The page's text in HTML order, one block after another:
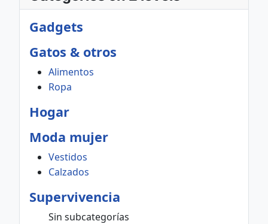
Gadgets
Gatos & otros
Alimentos
Ropa
Hogar
Moda mujer
Vestidos
Calzados
Supervivencia
Sin subcategorías